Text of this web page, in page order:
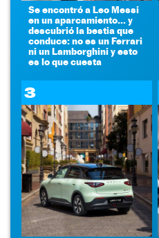
Se encontró a Leo Messi
en un aparcamiento... y
descubrió la bestia que
conduce: no es un Ferrari
ni un Lamborghini y esto
es lo que cuesta
3